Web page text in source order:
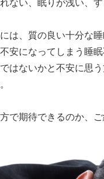
ない、眠りが浅い、
は、質の良い十分な睡
安になってしまう睡
はないかと不安に思う
で期待できるのか、ご